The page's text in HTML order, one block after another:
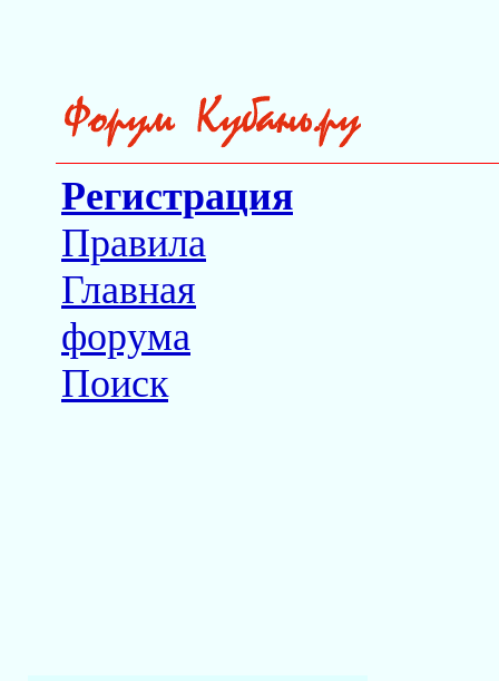
Регистрация
Правила
Главная
форума
Поиск